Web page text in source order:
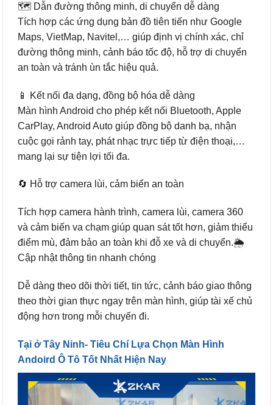
🗺️ Dẫn đường thông minh, di chuyển dễ dàng
Tích hợp các ứng dụng bản đồ tiên tiến như Google
Maps, VietMap, Navitel,… giúp định vị chính xác, chỉ
đường thông minh, cảnh báo tốc độ, hỗ trợ di chuyển
an toàn và tránh ùn tắc hiệu quả.
📱 Kết nối đa dạng, đồng bộ hóa dễ dàng
Màn hình Android cho phép kết nối Bluetooth, Apple
CarPlay, Android Auto giúp đồng bộ danh bạ, nhận
cuộc gọi rảnh tay, phát nhạc trực tiếp từ điện thoại,…
mang lại sự tiện lợi tối đa.
🔄 Hỗ trợ camera lùi, cảm biến an toàn
Tích hợp camera hành trình, camera lùi, camera 360
và cảm biến va chạm giúp quan sát tốt hơn, giảm thiểu
điểm mù, đảm bảo an toàn khi đỗ xe và di chuyển.🌦️
Cập nhật thông tin nhanh chóng
Dễ dàng theo dõi thời tiết, tin tức, cảnh báo giao thông
theo thời gian thực ngay trên màn hình, giúp tài xế chủ
động hơn trong mỗi chuyến đi.
Tại ở Tây Ninh- Tiêu Chí Lựa Chọn Màn Hình
Andoird Ô Tô Tốt Nhất Hiện Nay